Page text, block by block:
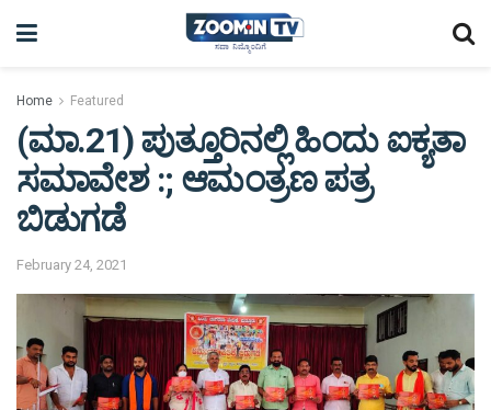
Home Featured
(ಮಾ.21) ಪುತ್ತೂರಿನಲ್ಲಿ ಹಿಂದು ಐಕ್ಯತಾ
ಸಮಾವೇಶ :; ಆಮಂತ್ರಣ ಪತ್ರ
ಬಿಡುಗಡೆ
February 24, 2021